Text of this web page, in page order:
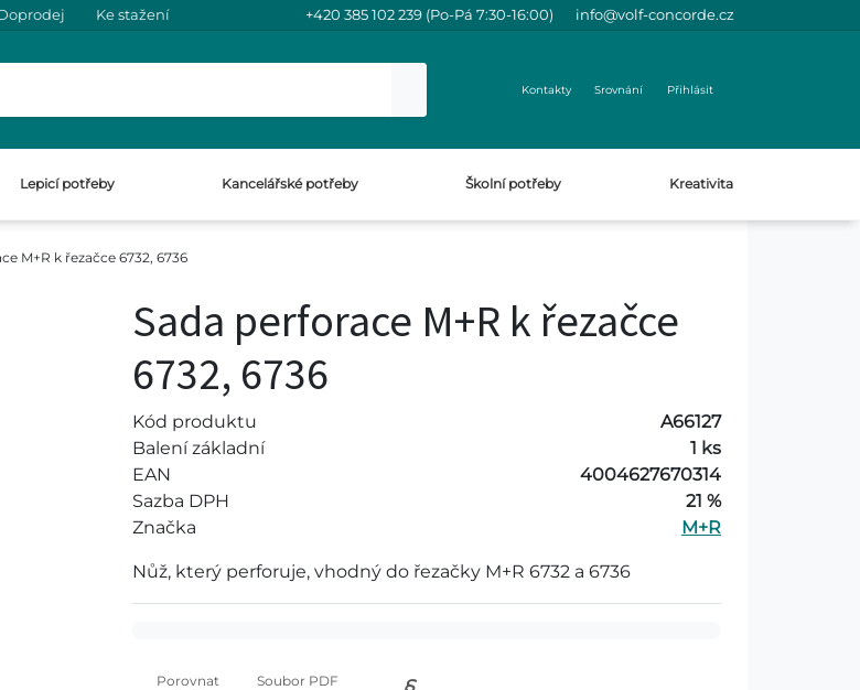
Ke stažení +420 385 102 239 (Po-Pá 7:30-16:00) info@volf-concorde.cz
Kontakty Srovnání Přihlásit
Lepicí potřeby Kancelářské potřeby Školní potřeby Kreativita
M+R k řezačce 6732, 6736
Sada perforace M+R k řezačce
6732, 6736
Kód produktu
A66127
Balení základní
1 ks
EAN
4004627670314
Sazba DPH
21 %
Značka
M+R
Nůž, který perforuje, vhodný do řezačky M+R 6732 a 6736
Porovnat
Soubor PDF